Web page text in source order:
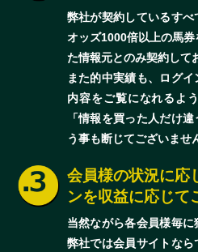
弊社が契約しているす
オッズ1000倍以上の馬
た情報元とのみ契約して
また的中実績も、ログ
内容をご覧になれるよ
「情報を買った人だけ
う事も断じてございませ
会員様の状況に応
ンを収益に応じて
当然ながら各会員様毎に
弊社では会員サイトな